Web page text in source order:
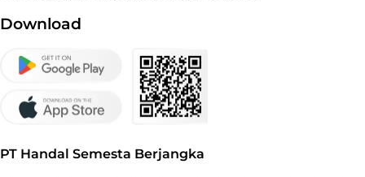
Download
PT Handal Semesta Berjangka